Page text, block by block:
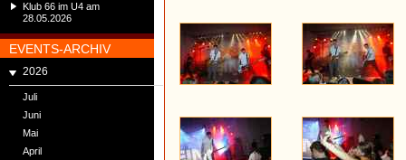
Klub 66 im U4 am
28.05.2026
EVENTS-ARCHIV
2026
Juli
Juni
Mai
April